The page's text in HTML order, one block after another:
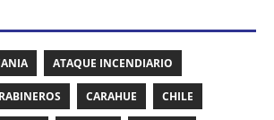
ATAQUE INCENDIARIO
CARAHUE CHILE